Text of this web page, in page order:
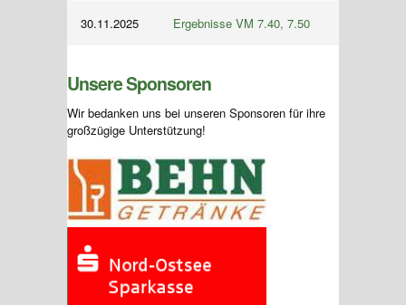
30.11.2025 Ergebnisse VM 7.40, 7.50
Unsere Sponsoren
Wir bedanken uns bei unseren Sponsoren für ihre
großzügige Unterstützung!